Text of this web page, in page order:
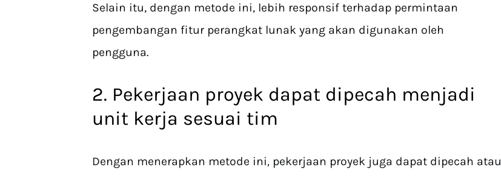
Selain itu, dengan metode ini, lebih responsif terhadap permintaan
pengembangan fitur perangkat lunak yang akan digunakan oleh
pengguna.
2. Pekerjaan proyek dapat dipecah menjadi
unit kerja sesuai tim
Dengan menerapkan metode ini, pekerjaan proyek juga dapat dipecah atau